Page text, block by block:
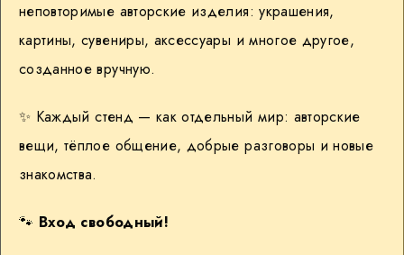
неповторимые авторские изделия: украшения,
картины, сувениры, аксессуары и многое другое,
созданное вручную.
✨ Каждый стенд — как отдельный мир: авторские
вещи, тёплое общение, добрые разговоры и новые
знакомства.
🐾 Вход свободный!